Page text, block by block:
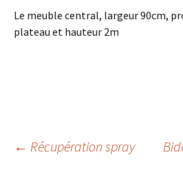
Le meuble central, largeur 90cm,
plateau et hauteur 2m
Navigation
← Récupération spray